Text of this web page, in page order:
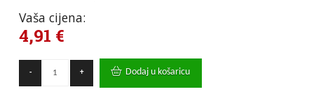
Vaša cijena:
4,91 €
-
BRITANSKA
2M
+ Dodaj u košaricu